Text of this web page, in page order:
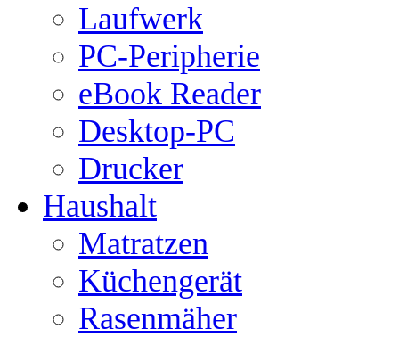
Laufwerk
PC-Peripherie
eBook Reader
Desktop-PC
Drucker
Haushalt
Matratzen
Küchengerät
Rasenmäher